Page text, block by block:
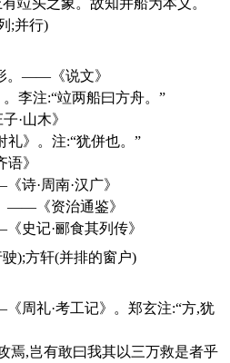
;并行)
。——《说文》
李注:“竝两船曰方舟。”
·山木》
》。注:“犹併也。”
》
诗·周南·汉广》
——《资治通鉴》
史记·郦食其列传》
驶);方轩(并排的窗户)
周礼·考工记》。郑玄注:“方,犹
焉,岂有敢曰我其以三万救是者乎